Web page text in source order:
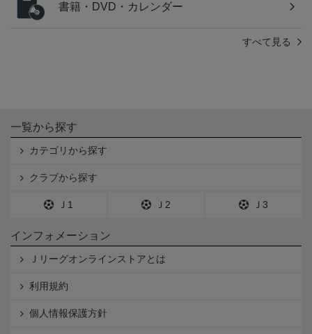
書籍・DVD・カレンダー
すべて見る
一覧から探す
カテゴリから探す
クラブから探す
Ｊ1 Ｊ2 Ｊ3
インフォメーション
Ｊリーグオンラインストアとは
利用規約
個人情報保護方針